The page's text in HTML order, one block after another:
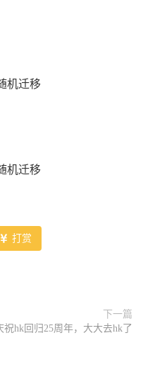
机迁移
机迁移
打赏
下一篇
祝hk回归25周年，大大去hk了